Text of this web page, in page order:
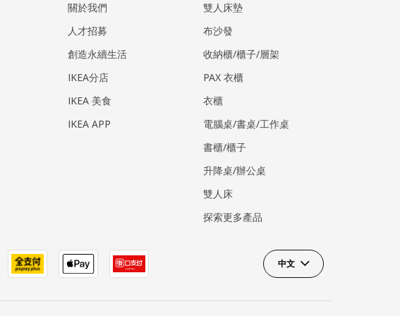
關於我們
人才招募
創造永續生活
IKEA分店
IKEA 美食
IKEA APP
雙人床墊
布沙發
收納櫃/櫃子/層架
PAX 衣櫃
衣櫃
電腦桌/書桌/工作桌
書櫃/櫃子
升降桌/辦公桌
雙人床
探索更多產品
中文